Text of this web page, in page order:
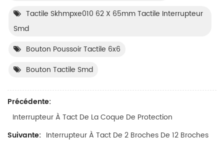
Tactile Skhmpxe010 62 X 65mm Tactile Interrupteur
Smd
Bouton Poussoir Tactile 6x6
Bouton Tactile Smd
Précédente:
Interrupteur À Tact De La Coque De Protection
Suivante: Interrupteur À Tact De 2 Broches De 12 Broches